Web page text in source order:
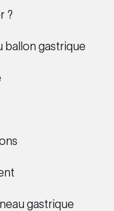
?
gastrique
gastrique